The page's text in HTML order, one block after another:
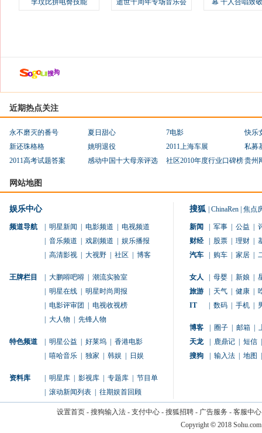
李玟比拼电臀技能
逝世十周年专场音乐会
幕 千人合唱致
近期热点关注
永不磨灭的番号 夏日甜心 7电影
快乐
新还珠格格
姚明退役 2011上海车展
私募
2011高考试题答案
感动中国十大母亲评选 社区2010年度行业口碑榜贵州
网站地图
娱乐中心
频道导航 明星新闻 电影频道
电视频道
音乐频道 戏剧频道
娱乐播报
高清影视 大视野 社区 博客
王牌栏目 大鹏嘚吧嘚
潮流实验室
明星在线
明星时尚周报
电影评审团
电视收视榜
大人物 先锋人物
特色频道 明星公益 好莱坞
香港电影
嘻哈音乐 独家 韩娱 日娱
资料库 明星库 影视库 专题库
节目单
滚动新闻列表 往期娱首回顾
搜狐 ChinaRen 焦点
新闻 军事 公益
财经
股票 理财
汽车
购车 家居
女人 母婴 新娘
旅游
天气 健康
IT
数码 手机
博客 圈子 邮箱
天龙
鹿鼎记 短信
搜狗
输入法 地图
设置首页- 搜狗输入法- 支付中心- 搜狐招聘- 广告服务 - 客服中心
Copyright © 2018